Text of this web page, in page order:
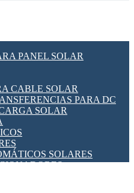
PANEL SOLAR
CABLE SOLAR
PARA DC
SOLAR
SOLARES